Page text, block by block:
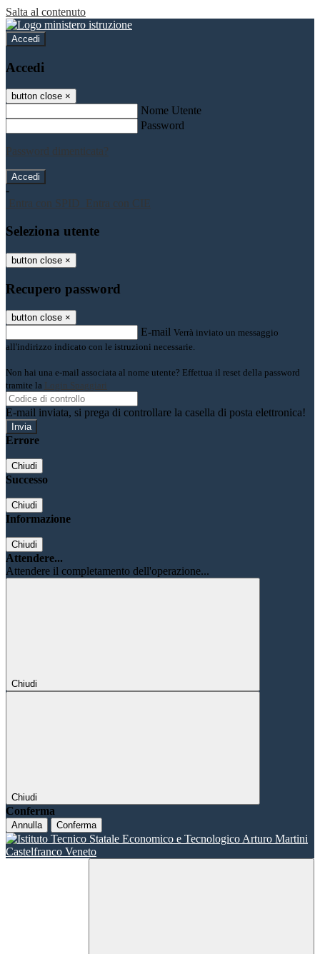
Salta al contenuto
Accedi
Accedi
button close ×
Nome Utente
Password
Password dimenticata?
-
Entra con SPID
Entra con CIE
Seleziona utente
button close ×
Recupero password
button close ×
E-mail Verrà inviato un messaggio
all'indirizzo indicato con le istruzioni necessarie.
Non hai una e-mail associata al nome utente? Effettua il reset della password
tramite la Login Spaggiari
E-mail inviata, si prega di controllare la casella di posta elettronica!
Errore
Chiudi
Successo
Chiudi
Informazione
Chiudi
Attendere...
Attendere il completamento dell'operazione...
Chiudi
Chiudi
Conferma
Annulla Conferma